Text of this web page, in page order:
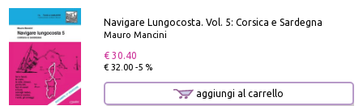
Navigare Lungocosta. Vol. 5: Corsica e Sardegna
Mauro Mancini
€ 30.40
€ 32.00 -5 %
aggiungi al carrello